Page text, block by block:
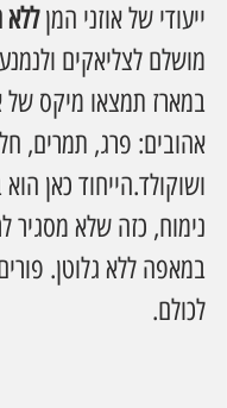
ייעודי של אוזני המן ללא
מושלם לצליאקים
במארז תמצאו מיקס
אהובים: פרג, תמרים,
ושוקולד.הייחוד כאן
נימוח, כזה שלא מסגיר
במאפה ללא גלוטן. פורים
לכולם.